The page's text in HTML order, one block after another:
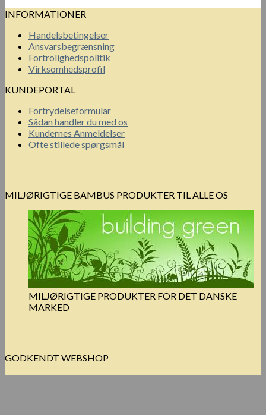
INFORMATIONER
Handelsbetingelser
Ansvarsbegrænsning
Fortrolighedspolitik
Virksomhedsprofil
KUNDEPORTAL
Fortrydelseformular
Sådan handler du med os
Kundernes Anmeldelser
Ofte stillede spørgsmål
MILJØRIGTIGE BAMBUS PRODUKTER TIL ALLE OS
MILJØRIGTIGE PRODUKTER FOR DET DANSKE
MARKED
GODKENDT WEBSHOP